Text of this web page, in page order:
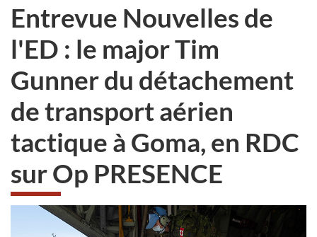
Entrevue Nouvelles de
l'ED : le major Tim
Gunner du détachement
de transport aérien
tactique à Goma, en RDC
sur Op PRESENCE